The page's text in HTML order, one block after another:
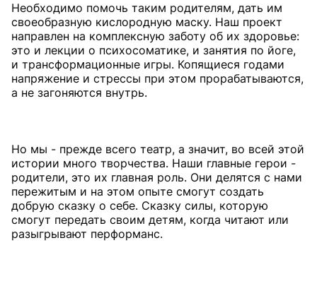
Необходимо помочь таким родителям, дать им
своеобразную кислородную маску. Наш проект
направлен на комплексную заботу об их здоровье:
это и лекции о психосоматике, и занятия по йоге,
и трансформационные игры. Копящиеся годами
напряжение и стрессы при этом прорабатываются,
а не загоняются внутрь.
Но мы - прежде всего театр, а значит, во всей этой
истории много творчества. Наши главные герои -
родители, это их главная роль. Они делятся с нами
пережитым и на этом опыте смогут создать
добрую сказку о себе. Сказку силы, которую
смогут передать своим детям, когда читают или
разыгрывают перформанс.